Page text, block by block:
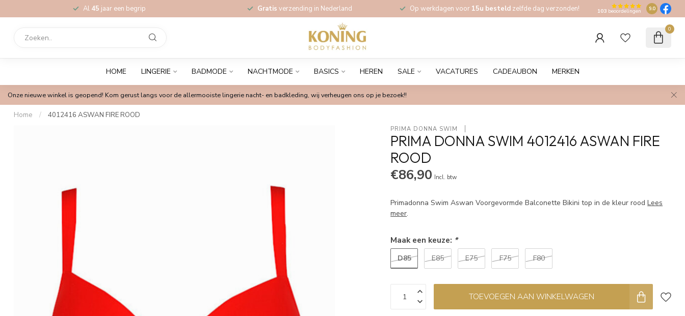
Al 45 jaar een begrip Gratis verzending in Nederland Op werkdagen voor 15u besteld zelfde dag verzonden! 103 beoordelingen 9.0
0
HOME LINGERIE BADMODE NACHTMODE BASICS HEREN SALE VACATURES CADEAUBON MERKEN
Onze nieuwe winkel is geopend! Kom gerust langs voor de allermooiste lingerie nacht- en badkleding, wij verheugen ons op je bezoek!!
Home / 4012416 ASWAN FIRE ROOD
PRIMA DONNA SWIM
PRIMA DONNA SWIM 4012416 ASWAN FIRE
ROOD
€86,90 Incl. btw
Primadonna Swim Aswan Voorgevormde Balconette Bikini top in de kleur roodLees
meer.
Maak een keuze: *
D85 E85 E75 F75 F80
TOEVOEGEN AAN WINKELWAGEN